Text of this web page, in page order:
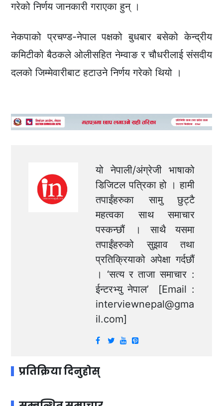
गरेको निर्णय जानकारी गराएका हुन् ।
नेकपाको प्रचण्ड-नेपाल पक्षको बुधबार बसेको केन्द्रीय
कमिटीको बैठकले ओलीसहित नेम्वाङ र चौधरीलाई संसदीय
दलको जिम्मेवारीबाट हटाउने निर्णय गरेको थियो ।
यो नेपाली/अंग्रेजी भाषाको
डिजिटल पत्रिका हो । हामी
तपाईंहरुका सामु छुट्टै
महत्वका साथ समाचार
पस्कन्छौं । साथै यसमा
तपाईंहरुको सुझाव तथा
प्रतिक्रियाको अपेक्षा गर्दछौं
। ‘सत्य र ताजा समाचार :
ईन्टरभ्यु नेपाल’ [Email :
interviewnepal@gma
il.com]
प्रतिक्रिया दिनुहोस्